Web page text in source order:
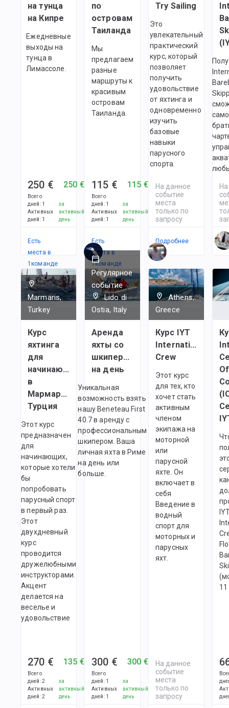
на тунца
на Кипре
Ежедневные
выходы на
тунца в
Лимассоле.
250 €
Всего
дней: 1
Активных
дней: 1
250 €
за
активный
день
Есть
места в
1командe
по
островам
Таиланда
Мы
предлагаем
разные
маршруты к
красивым
островам
Таиланда.
115 €
Всего
дней: 1
Активных
дней: 1
115 €
за
активный
день
Есть
места в
1командe
Try Sailing
Это
увлекательный
практический
курс, который
позволяет
получить
удовольствие
от яхтинга и
одновременно
изучить
базовые
навыки
парусного
спорта.
На данное
событие
места
только по
запросу
Подробнее
Marmaris,
Turkey
Курс
яхтинга
для
начинающих
в
Мармарисе,
Турция
Этот курс
предназначен
для
начинающих,
которые хотели
бы
попробовать
парусный спорт
в первый раз.
Этот
двухдневный
курс
проводится
дружелюбными
инструкторами.
Акцент
делается на
веселье и
удовольствие
270 €
Всего
дней:2
Активных
дней:2
135 €
за
активный
день
Регулярное
событие
Lido di
Ostia, Italy
Аренда
яхты со
шкипером
на день
Уникальная
возможность взять
нашу Beneteau First
40.7 в аренду с
профессиональным
шкипером. Ваша
личная яхта в Риме
на день или
больше.
300 €
Всего
дней: 1
Активных
дней: 1
300 €
за
активный
день
Athens,
Greece
Курс IYT
International
Crew
Этот курс
для тех, кто
хочет стать
активным
членом
экипажа на
моторной
или
парусной
яхте. Он
включает в
себя
Введение в
водный
спорт для
моторных и
парусных
яхт.
На данное
событие
места
только по
запросу
Of